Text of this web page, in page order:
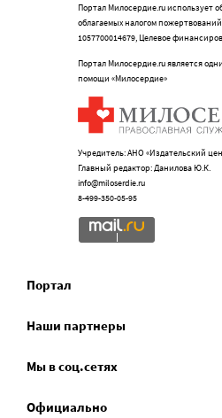
Портал Милосердие.ru использует
облагаемых налогом
1057700014679, Целевое
Портал Милосердие.ru является
помощи «Милосердие»
Учредитель: АНО «Издательский
Главный редактор: Данилова Ю.К.
info@miloserdie.ru
8-499-350-05-95
Портал
Наши партнеры
Мы в соц.сетях
Официально